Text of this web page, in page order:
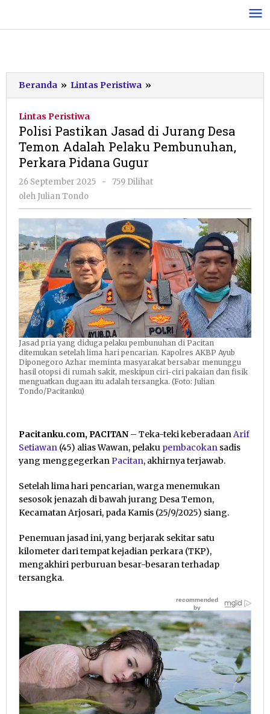
konten
Beranda » Lintas Peristiwa »
Pastikan
Jurang
Desa
Pelaku
Perkara
Pidana
Gugur
Lintas Peristiwa
Polisi Pastikan Jasad di Jurang Desa
Temon Adalah Pelaku Pembunuhan,
Perkara Pidana Gugur
26 September 2025
oleh
-
759 Dilihat
oleh Julian Tondo
Jasad pria yang diduga pelaku pembunuhan di Pacitan
ditemukan setelah lima hari pencarian. Kapolres AKBP Ayub
Diponegoro Azhar meminta masyarakat bersabar menunggu
hasil otopsi di rumah sakit, meskipun ciri-ciri pakaian dan fisik
menguatkan dugaan itu adalah tersangka. (Foto: Julian
Tondo/Pacitanku)
Pacitanku.com, PACITAN – Teka-teki keberadaanArif
Setiawan (45) alias Wawan, pelaku pembacokan sadis
yang menggegerkanPacitan, akhirnya terjawab.
Setelah lima hari pencarian, warga menemukan
sesosok jenazah di bawah jurang Desa Temon,
Kecamatan Arjosari, pada Kamis (25/9/2025) siang.
Penemuan jasad ini, yang berjarak sekitar satu
kilometer dari tempat kejadian perkara (TKP),
mengakhiri perburuan besar-besaran terhadap
tersangka.